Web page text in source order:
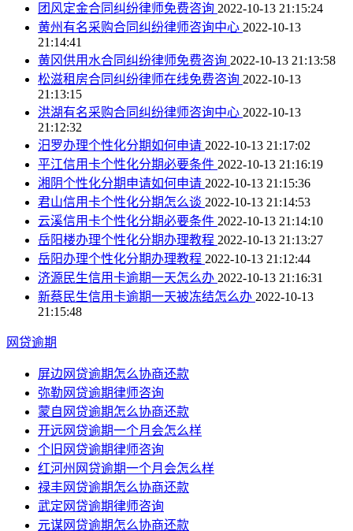
团风定金合同纠纷律师免费咨询 2022-10-13 21:15:24
黄州有名采购合同纠纷律师咨询中心 2022-10-13
21:14:41
黄冈供用水合同纠纷律师免费咨询 2022-10-13 21:13:58
松滋租房合同纠纷律师在线免费咨询 2022-10-13
21:13:15
洪湖有名采购合同纠纷律师咨询中心 2022-10-13
21:12:32
汨罗办理个性化分期如何申请 2022-10-13 21:17:02
平江信用卡个性化分期必要条件 2022-10-13 21:16:19
湘阴个性化分期申请如何申请 2022-10-13 21:15:36
君山信用卡个性化分期怎么谈 2022-10-13 21:14:53
云溪信用卡个性化分期必要条件 2022-10-13 21:14:10
岳阳楼办理个性化分期办理教程 2022-10-13 21:13:27
岳阳办理个性化分期办理教程 2022-10-13 21:12:44
济源民生信用卡逾期一天怎么办 2022-10-13 21:16:31
新蔡民生信用卡逾期一天被冻结怎么办 2022-10-13
21:15:48
网贷逾期
屏边网贷逾期怎么协商还款
弥勒网贷逾期律师咨询
蒙自网贷逾期怎么协商还款
开远网贷逾期一个月会怎么样
个旧网贷逾期律师咨询
红河州网贷逾期一个月会怎么样
禄丰网贷逾期怎么协商还款
武定网贷逾期律师咨询
元谋网贷逾期怎么协商还款